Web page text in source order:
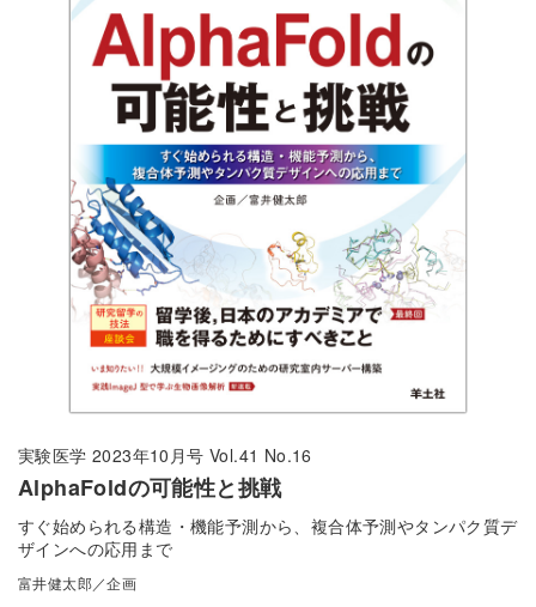
実験医学 2023年10月号 Vol.41 No.16
AlphaFoldの可能性と挑戦
すぐ始められる構造・機能予測から、複合体予測やタンパク質デ
ザインへの応用まで
富井健太郎／企画